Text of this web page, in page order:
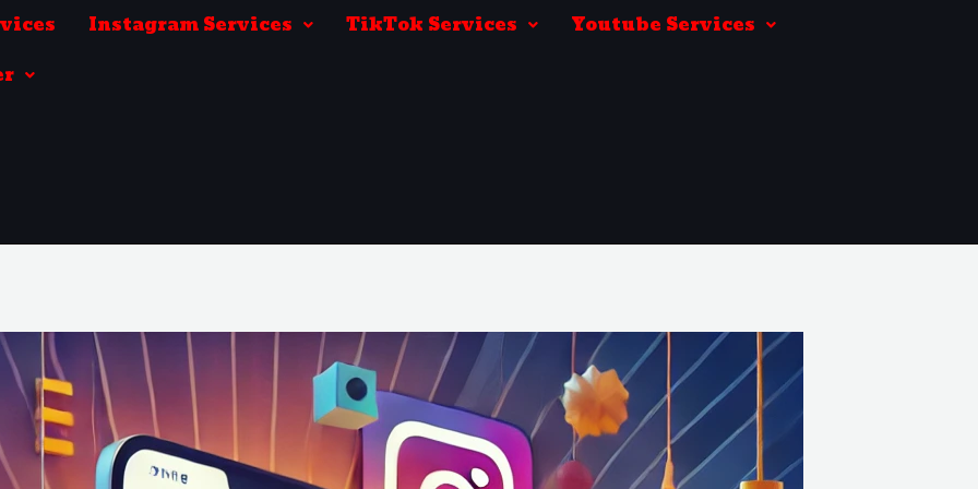
Instagram Services TikTok Services
Youtube Services